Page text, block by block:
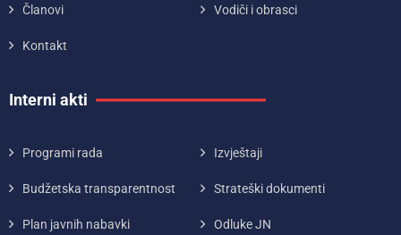
Članovi Vodiči i obrasci
Kontakt
Interni akti
Programi rada Izvještaji
Budžetska transparentnost Strateški dokumenti
Plan javnih nabavki Odluke JN